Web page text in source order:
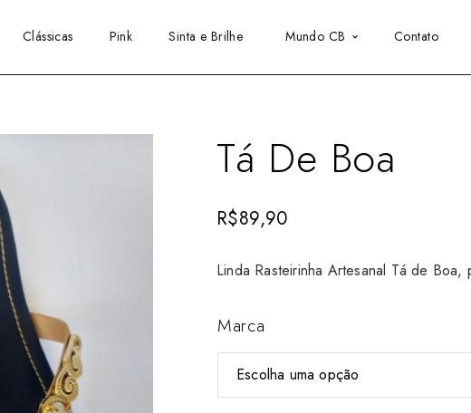
Clássicas Pink Sinta e Brilhe Mundo CB Contato
Tá De Boa
R$89,90
Linda Rasteirinha Artesanal Tá de
Marca